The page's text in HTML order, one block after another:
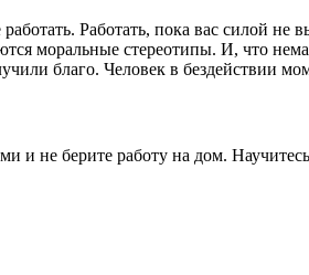
Работать, пока вас силой не
моральные стереотипы. И, что
благо. Человек в бездействии
не берите работу на дом.